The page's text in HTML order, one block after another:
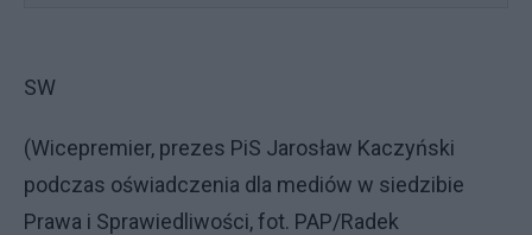
SW
(Wicepremier, prezes PiS Jarosław Kaczyński
podczas oświadczenia dla mediów w siedzibie
Prawa i Sprawiedliwości, fot. PAP/Radek